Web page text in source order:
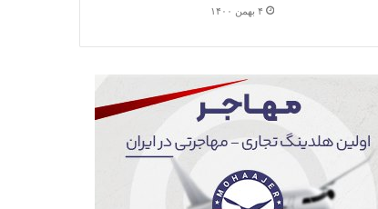
۴ بهمن ۱۴۰۰